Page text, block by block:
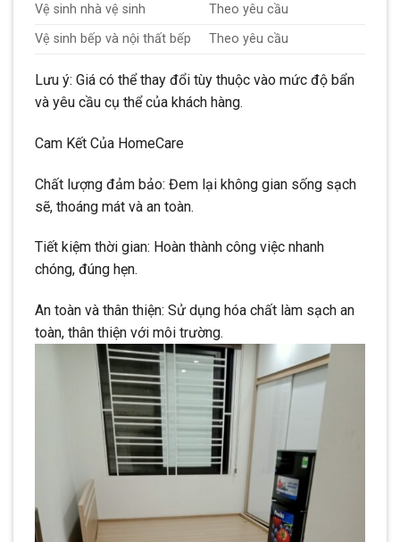
Vệ sinh nhà vệ sinh
Theo yêu cầu
Vệ sinh bếp và nội thất bếp
Theo yêu cầu
Lưu ý: Giá có thể thay đổi tùy thuộc vào mức độ bẩn
và yêu cầu cụ thể của khách hàng.
Cam Kết Của HomeCare
Chất lượng đảm bảo: Đem lại không gian sống sạch
sẽ, thoáng mát và an toàn.
Tiết kiệm thời gian: Hoàn thành công việc nhanh
chóng, đúng hẹn.
An toàn và thân thiện: Sử dụng hóa chất làm sạch an
toàn, thân thiện với môi trường.